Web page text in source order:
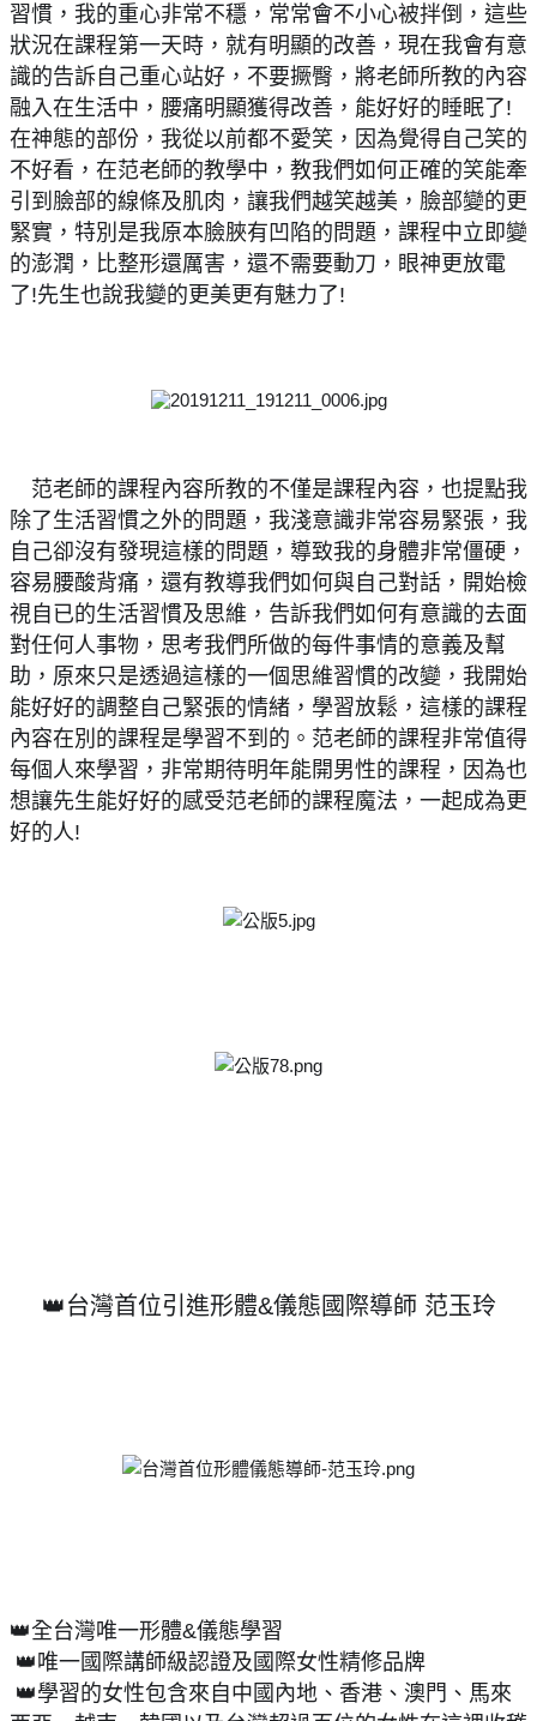
習慣，我的重心非常不穩，常常會不小心被拌倒，這些
狀況在課程第一天時，就有明顯的改善，現在我會有意
識的告訴自己重心站好，不要撅臀，將老師所教的內容
融入在生活中，腰痛明顯獲得改善，能好好的睡眠了!
在神態的部份，我從以前都不愛笑，因為覺得自己笑的
不好看，在范老師的教學中，教我們如何正確的笑能牽
引到臉部的線條及肌肉，讓我們越笑越美，臉部變的更
緊實，特別是我原本臉脥有凹陷的問題，課程中立即變
的澎潤，比整形還厲害，還不需要動刀，眼神更放電
了!先生也說我變的更美更有魅力了!
范老師的課程內容所教的不僅是課程內容，也提點我
除了生活習慣之外的問題，我淺意識非常容易緊張，我
自己卻沒有發現這樣的問題，導致我的身體非常僵硬，
容易腰酸背痛，還有教導我們如何與自己對話，開始檢
視自已的生活習慣及思維，告訴我們如何有意識的去面
對任何人事物，思考我們所做的每件事情的意義及幫
助，原來只是透過這樣的一個思維習慣的改變，我開始
能好好的調整自己緊張的情緒，學習放鬆，這樣的課程
內容在別的課程是學習不到的。范老師的課程非常值得
每個人來學習，非常期待明年能開男性的課程，因為也
想讓先生能好好的感受范老師的課程魔法，一起成為更
好的人!
👑台灣首位引進形體&儀態國際導師 范玉玲
👑全台灣唯一形體&儀態學習
👑唯一國際講師級認證及國際女性精修品牌